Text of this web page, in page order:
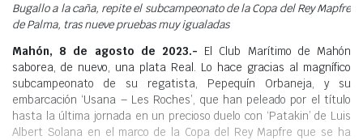
Bugallo a la caña, repite el subcampeonato de la Copa del Rey Mapfre
de Palma, tras nueve pruebas muy igualadas
Mahón, 8 de agosto de 2023.- El Club Marítimo de Mahón
saborea, de nuevo, una plata Real. Lo hace gracias al magnífico
subcampeonato de su regatista, Pepequín Orbaneja, y su
embarcación ‘Usana – Les Roches’, que han peleado por el título
hasta la última jornada en un precioso duelo con ‘Patakin’ de Luis
Albert Solana en el marco de la Copa del Rey Mapfre que se ha